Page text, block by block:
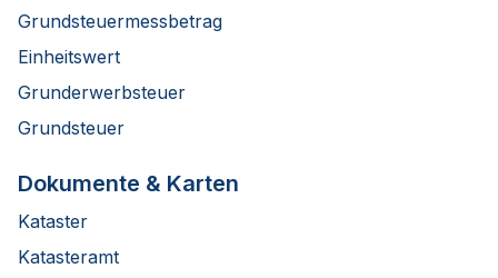
Grundsteuermessbetrag
Einheitswert
Grunderwerbsteuer
Grundsteuer
Dokumente & Karten
Kataster
Katasteramt